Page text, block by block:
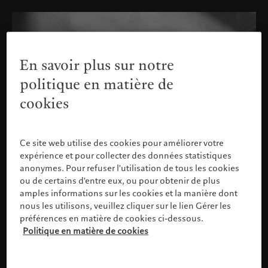
Veuillez confirmer votre profil
En savoir plus sur notre
politique en matière de
cookies
Ce site web utilise des cookies pour améliorer votre
expérience et pour collecter des données statistiques
anonymes. Pour refuser l'utilisation de tous les cookies
ou de certains d'entre eux, ou pour obtenir de plus
amples informations sur les cookies et la manière dont
nous les utilisons, veuillez cliquer sur le lien Gérer les
préférences en matière de cookies ci-dessous.
Politique en matière de cookies